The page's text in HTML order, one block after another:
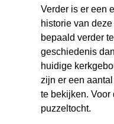
Verder is er een
historie van
bepaald verder
geschiedenis
huidige
zijn er een
te bekijken. Voor
puzzeltocht.